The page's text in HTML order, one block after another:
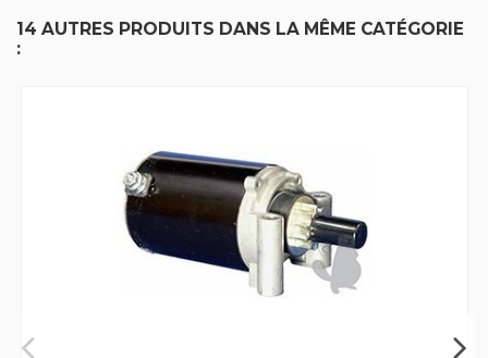
14 AUTRES PRODUITS DANS LA MÊME CATÉGORIE
: